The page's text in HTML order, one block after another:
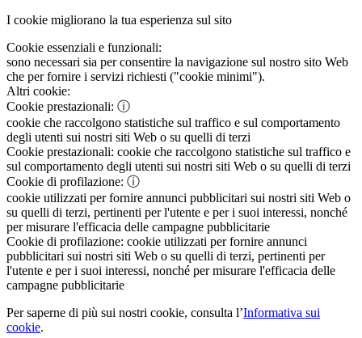
I cookie migliorano la tua esperienza sul sito
Cookie essenziali e funzionali:
sono necessari sia per consentire la navigazione sul nostro sito Web
che per fornire i servizi richiesti ("cookie minimi").
Altri cookie:
Cookie prestazionali: ⓘ
cookie che raccolgono statistiche sul traffico e sul comportamento
degli utenti sui nostri siti Web o su quelli di terzi
Cookie prestazionali: cookie che raccolgono statistiche sul traffico e
sul comportamento degli utenti sui nostri siti Web o su quelli di terzi
Cookie di profilazione: ⓘ
cookie utilizzati per fornire annunci pubblicitari sui nostri siti Web o
su quelli di terzi, pertinenti per l'utente e per i suoi interessi, nonché
per misurare l'efficacia delle campagne pubblicitarie
Cookie di profilazione: cookie utilizzati per fornire annunci
pubblicitari sui nostri siti Web o su quelli di terzi, pertinenti per
l'utente e per i suoi interessi, nonché per misurare l'efficacia delle
campagne pubblicitarie
Per saperne di più sui nostri cookie, consulta l’Informativa sui
cookie.